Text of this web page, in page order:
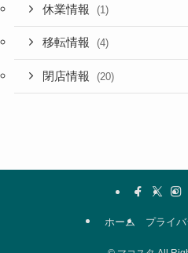
休業情報 (1)
移転情報 (4)
閉店情報 (20)
ホーム プライ